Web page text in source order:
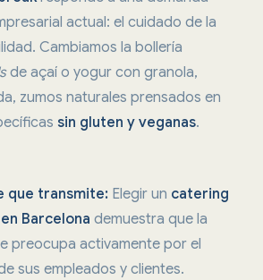
actual: el cuidado de la
Cambiamos la bollería
de açaí o yogur con granola,
zumos naturales prensados en
sin gluten y veganas.
que transmite:Elegir un catering
Barcelona demuestra que la
preocupa activamente por el
sus empleados y clientes.